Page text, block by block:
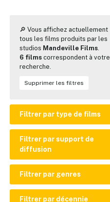
🔎 Vous affichez actuellement
tous les films produits par les
studios Mandeville Films.
6 films correspondent à votre
recherche.
Supprimer les filtres
Filtrer par type de films
Film en prises de vues réelles
Film d'animation
Court ou moyen métrage
Filtrer par support de
diffusion
Cinéma
Disney+
Filtrer par genres
Action
Filtrer par décennie